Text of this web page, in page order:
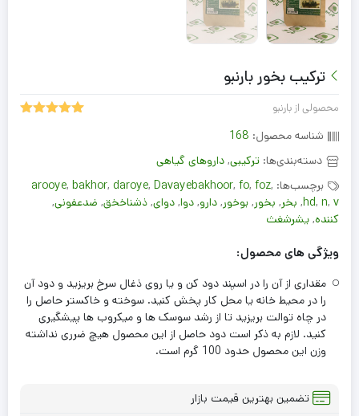
ترکیب بخور بارنبو
محصولی از بارنبو
شناسه محصول: 168
دسته‌بندی‌ها: ترکیبی, داروهای گیاهی
برچسب‌ها:
arooye, bakhor, daroye, Davayebakhoor, fo, foz,
hd, n, v
, بخر, بخور, بوخور, دارو, دوا, دوای, ذشناخخق, ضدعفونی,
کننده, یشرشغث
ویژگی های محصول:
مقداری از آن را در اسپند دود کن و یا روی ذغال سرخ بریزید و دود آن
را در محیط خانه یا محل کار پخش کنید. سوخته و خاکستر حاصل را
در چاه توالت بریزید تا از رشد سوسک ها و میکروب ها پیشگیری
کنید. لازم به ذکر است دود حاصل از این محصول هیچ ضرری نداشته
وزن این محصول حدود 100 گرم است.
تضمین بهترین قیمت بازار